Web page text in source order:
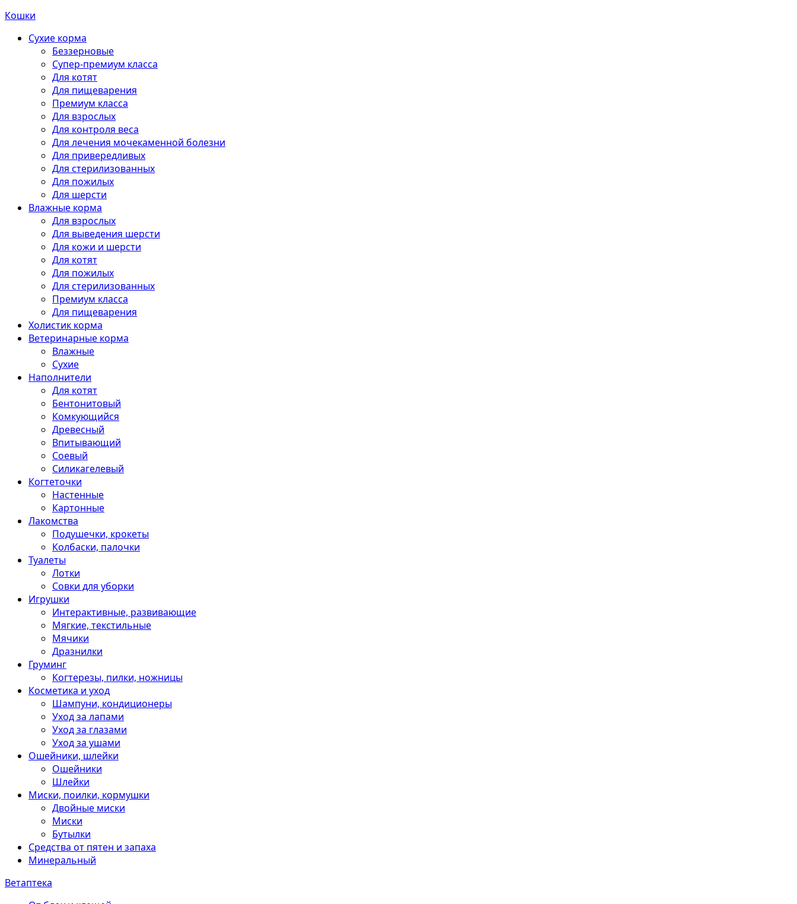
Кошки
Сухие корма
Беззерновые
Супер-премиум класса
Для котят
Для пищеварения
Премиум класса
Для взрослых
Для контроля веса
Для лечения мочекаменной болезни
Для привередливых
Для стерилизованных
Для пожилых
Для шерсти
Влажные корма
Для взрослых
Для выведения шерсти
Для кожи и шерсти
Для котят
Для пожилых
Для стерилизованных
Премиум класса
Для пищеварения
Холистик корма
Ветеринарные корма
Влажные
Сухие
Наполнители
Для котят
Бентонитовый
Комкующийся
Древесный
Впитывающий
Соевый
Силикагелевый
Когтеточки
Настенные
Картонные
Лакомства
Подушечки, крокеты
Колбаски, палочки
Туалеты
Лотки
Совки для уборки
Игрушки
Интерактивные, развивающие
Мягкие, текстильные
Мячики
Дразнилки
Груминг
Когтерезы, пилки, ножницы
Косметика и уход
Шампуни, кондиционеры
Уход за лапами
Уход за глазами
Уход за ушами
Ошейники, шлейки
Ошейники
Шлейки
Миски, поилки, кормушки
Двойные миски
Миски
Бутылки
Средства от пятен и запаха
Минеральный
Ветаптека